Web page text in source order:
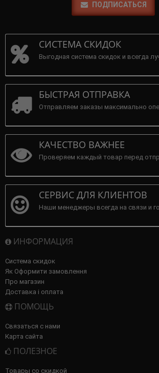
ПОДПИСАТЬСЯ
СИСТЕМА СКИДОК
Выгодная система скидок и всегда
БЫСТРАЯ ОТПРАВКА
Отправляем заказы максимально
КАЧЕСТВО ВАЖНЕЕ
Проверяем каждый товар перед
СЕРВИС ДЛЯ КЛИЕНТОВ
Наши менеджеры всегда на связи и
ИНФОРМАЦИЯ
Система скидок
Як Оформити замовлення
Про магазин
Доставка і оплата
ПОМОЩЬ
Связаться с нами
Карта сайта
ПОЛЕЗНОЕ
Товары со скидкой